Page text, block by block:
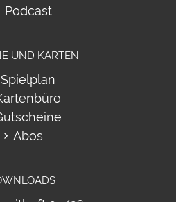
Podcast
UND KARTEN
Spielplan
Abos